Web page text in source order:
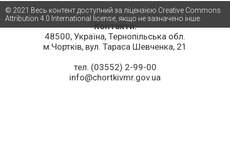
Контакти:
48500, Україна, Тернопільська обл.
м.Чортків, вул. Тараса Шевченка, 21
тел. (03552) 2-99-00
info@chortkivmr.gov.ua
© 2021 Весь контент доступний за ліцензією Creative Commons
Attribution 4.0 International license, якщо не зазначено інше.